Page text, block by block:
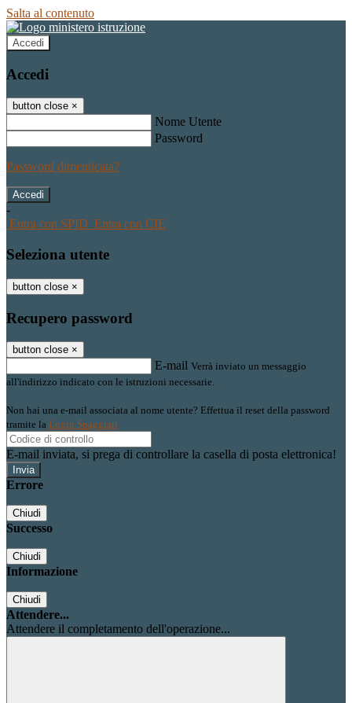
Salta al contenuto
Accedi
Accedi
button close ×
Nome Utente
Password
Password dimenticata?
-
Entra con SPID Entra con CIE
Seleziona utente
button close ×
Recupero password
button close ×
E-mail Verrà inviato un messaggio
all'indirizzo indicato con le istruzioni necessarie.
Non hai una e-mail associata al nome utente? Effettua il reset della password
tramite la Login Spaggiari
E-mail inviata, si prega di controllare la casella di posta elettronica!
Errore
Chiudi
Successo
Chiudi
Informazione
Chiudi
Attendere...
Attendere il completamento dell'operazione...